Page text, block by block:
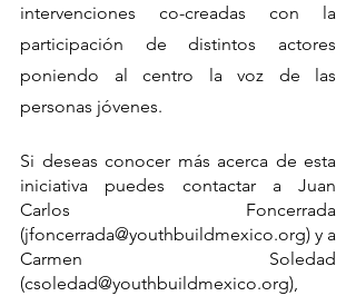
intervenciones co-creadas con la
participación de distintos actores
poniendo al centro la voz de las
personas jóvenes.
Si deseas conocer más acerca de esta
iniciativa puedes contactar a Juan
Carlos Foncerrada
(jfoncerrada@youthbuildmexico.org) y a
Carmen Soledad
(csoledad@youthbuildmexico.org),